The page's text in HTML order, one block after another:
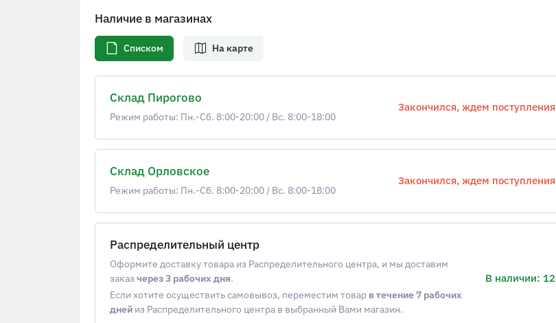
Наличие в магазинах
Списком На карте
Склад Пирогово
Режим работы: Пн.-Сб. 8:00-20:00 / Вс. 8:00-18:00
Закончился, ждем поступления
Склад Орловское
Режим работы: Пн.-Сб. 8:00-20:00 / Вс. 8:00-18:00
Закончился, ждем поступления
Распределительный центр
Оформите доставку товара из Распределительного центра, и мы доставим
заказ через 3 рабочих дня.
Если хотите осуществить самовывоз, переместим товар в течение 7 рабочих
дней из Распределительного центра в выбранный Вами магазин.
В наличии: 12